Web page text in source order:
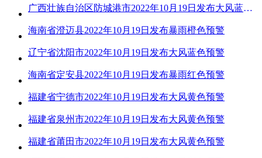
广西壮族自治区防城港市2022年10月19日发布大风蓝色预警
海南省澄迈县2022年10月19日发布暴雨橙色预警
辽宁省沈阳市2022年10月19日发布大风蓝色预警
海南省定安县2022年10月19日发布暴雨红色预警
福建省宁德市2022年10月19日发布大风黄色预警
福建省泉州市2022年10月19日发布大风黄色预警
福建省莆田市2022年10月19日发布大风黄色预警